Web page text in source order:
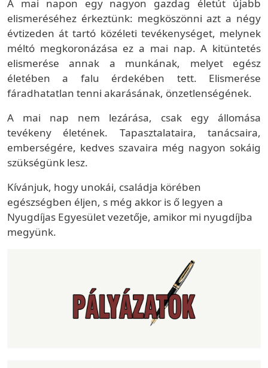
A mai napon egy nagyon gazdag életút újabb
elismeréséhez érkeztünk: megköszönni azt a négy
évtizeden át tartó közéleti tevékenységet, melynek
méltó megkoronázása ez a mai nap. A kitüntetés
elismerése annak a munkának, melyet egész
életében a falu érdekében tett. Elismerése
fáradhatatlan tenni akarásának, önzetlenségének.
A mai nap nem lezárása, csak egy állomása
tevékeny életének. Tapasztalataira, tanácsaira,
emberségére, kedves szavaira még nagyon sokáig
szükségünk lesz.
Kívánjuk, hogy unokái, családja körében
egészségben éljen, s még akkor is ő legyen a
Nyugdíjas Egyesület vezetője, amikor mi nyugdíjba
megyünk.